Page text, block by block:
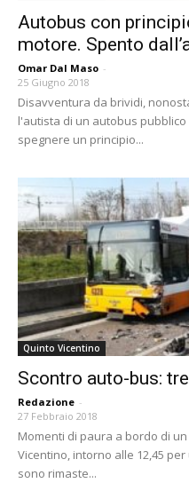
Autobus con
motore. Spento
Omar Dal Maso -
25 Giugno 2018
Disavventura da brividi,
l'autista di un autobus
spegnere un principio...
Quinto Vicentino
Scontro auto-bus:
Redazione -
27 Febbraio 2018
Momenti di paura a bordo di
Vicentino, intorno alle 12,45
sono rimaste...